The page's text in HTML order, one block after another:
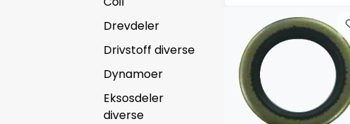
Drevdeler
Drivstoff diverse
Dynamoer
Eksosdeler
diverse